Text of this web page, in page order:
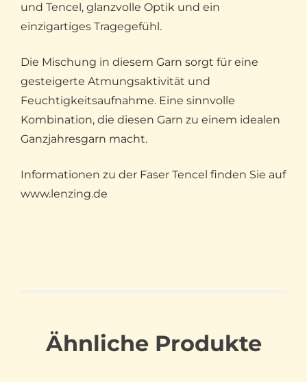
und Tencel, glanzvolle Optik und ein
einzigartiges Tragegefühl.
Die Mischung in diesem Garn sorgt für eine
gesteigerte Atmungsaktivität und
Feuchtigkeitsaufnahme. Eine sinnvolle
Kombination, die diesen Garn zu einem idealen
Ganzjahresgarn macht.
Informationen zu der Faser Tencel finden Sie auf
www.lenzing.de
Ähnliche Produkte